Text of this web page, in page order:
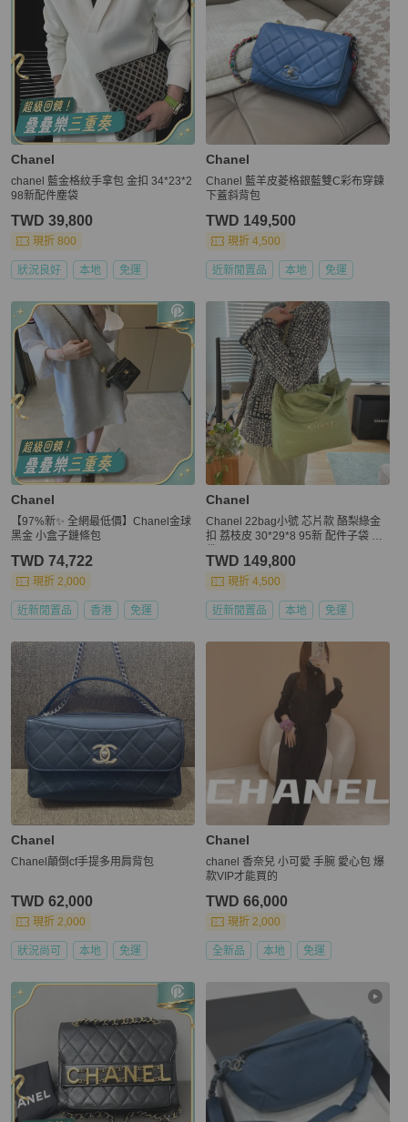
Chanel
chanel 藍金格紋手拿包 金扣 34*23*2
98新配件塵袋
TWD 39,800
現折 800
狀況良好 本地 免運
Chanel
Chanel 藍羊皮菱格銀藍雙C彩布穿鍊
下蓋斜背包
TWD 149,500
現折 4,500
近新閒置品 本地 免運
Chanel
【97%新✨ 全網最低價】Chanel金球
黑金 小盒子鏈條包
TWD 74,722
現折 2,000
近新閒置品 香港 免運
Chanel
Chanel 22bag小號 芯片款 酪梨綠金
扣 荔枝皮 30*29*8 95新 配件子袋 塵
TWD 149,800
現折 4,500
近新閒置品 本地 免運
Chanel
Chanel顛倒cf手提多用肩背包
TWD 62,000
現折 2,000
狀況尚可 本地 免運
Chanel
chanel 香奈兒 小可愛 手腕 愛心包 爆
款VIP才能買的
TWD 66,000
現折 2,000
全新品 本地 免運